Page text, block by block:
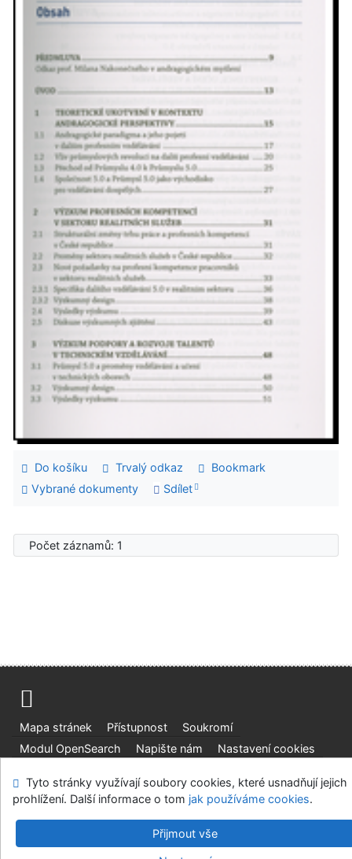
Do košíku Trvalý odkaz
Bookmark
Vybrané dokumenty
Sdílet
Počet záznamů: 1
Mapa stránek Přístupnost
Soukromí
Modul OpenSearch
Napište nám Nastavení cookies
Parlamentní knihovna České republiky
-Cosmotron Bohemia, s.r.o.
Tyto stránky využívají soubory cookies, které usnadňují jejich
prohlížení. Další informace o tom jak používáme cookies.
Přijmout vše